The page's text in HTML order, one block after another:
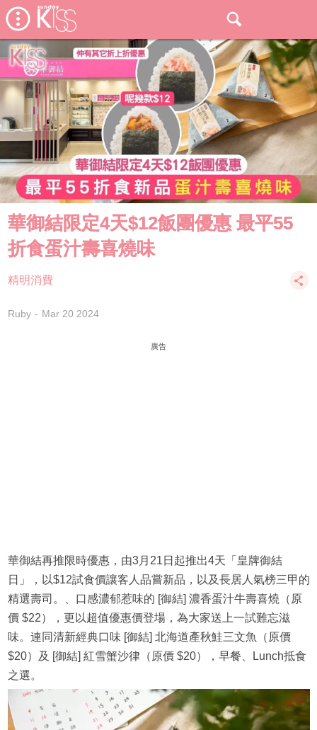
華御結限定4天$12飯團優惠 最平55
折食蛋汁壽喜燒味
精明消費
Ruby Mar 20 2024
廣告
華御結再推限時優惠，由3月21日起推出4天「皇牌御結
日」，以$12試食價讓客人品嘗新品，以及長居人氣榜三甲的
精選壽司。、口感濃郁惹味的 [御結] 濃香蛋汁牛壽喜燒（原
價 $22），更以超值優惠價登場，為大家送上一試難忘滋
味。連同清新經典口味 [御結] 北海道產秋鮭三文魚（原價
$20）及 [御結] 紅雪蟹沙律（原價 $20），早餐、Lunch抵食
之選。